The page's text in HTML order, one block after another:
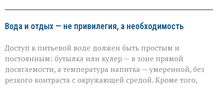
Вода и отдых — не привилегия, а необходимость
Доступ к питьевой воде должен быть простым и
постоянным: бутылка или кулер — в зоне прямой
досягаемости, а температура напитка — умеренной, без
резкого контраста с окружающей средой. Кроме того,